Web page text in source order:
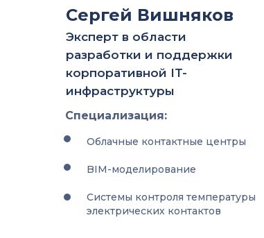
Сергей Вишняков
Эксперт в области
разработки и поддержки
корпоративной IT-
инфраструктуры
Специализация:
Облачные контактные центры
BIM-моделирование
Системы контроля температуры
электрических контактов